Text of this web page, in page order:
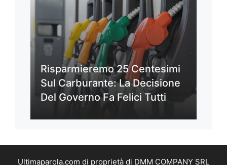
Risparmieremo 25 Centesimi
Sul Carburante: La Decisione
Del Governo Fa Felici Tutti
Ultimaparola.com di proprietà di DMM COMPANY SRL